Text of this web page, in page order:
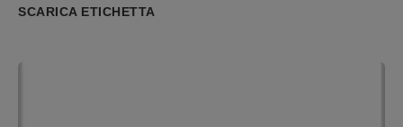
SCARICA ETICHETTA